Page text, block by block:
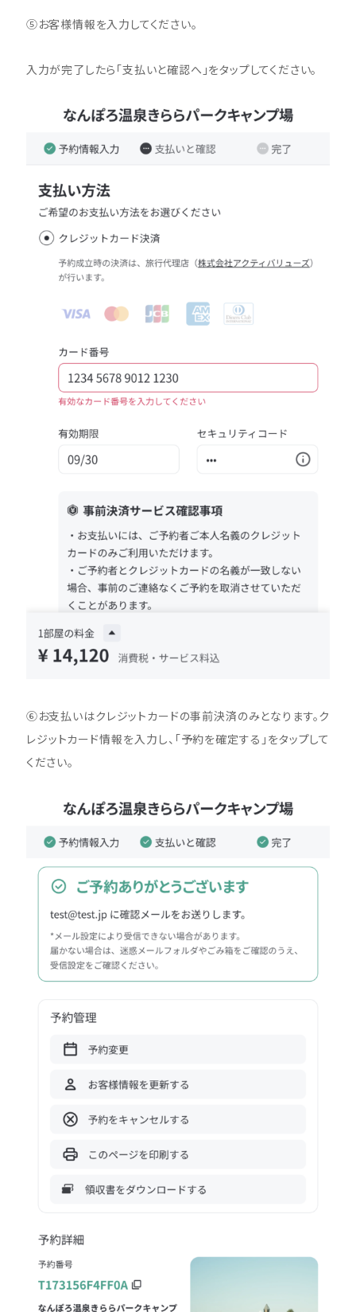
⑤お客様情報を入力してください。
入力が完了したら「支払いと確認へ」をタップしてください。
⑥お支払いはクレジットカードの事前決済のみとなります。ク
レジットカード情報を入力し、「予約を確定する」をタップして
ください。